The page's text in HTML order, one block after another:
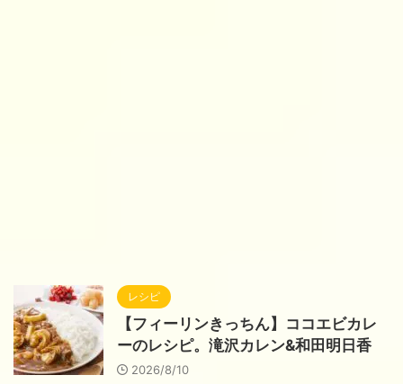
レシピ
【フィーリンきっちん】ココエビカレ
ーのレシピ。滝沢カレン&和田明日香
2026/8/10